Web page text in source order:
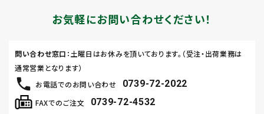
お気軽にお問い合わせください！
お電話でのお問い合わせ 0739-72-2022
FAXでのご注文 0739-72-4532
問い合わせ窓口 ：土曜日はお休みを頂いております。（受注・出荷業務は
通常営業となります）